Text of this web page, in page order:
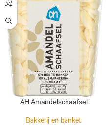
AH Amandelschaafsel
Bakkerij en banket